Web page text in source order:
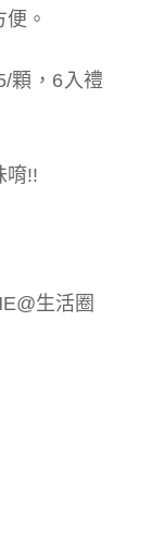
。
顆，6入禮
唷!!
生活圈